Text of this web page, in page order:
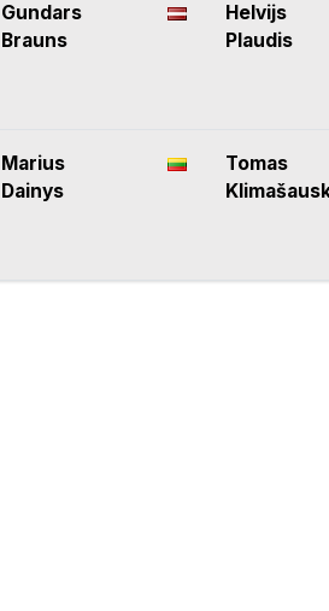
Gundars
Brauns
Helvijs
Plaudis
Marius
Dainys
Tomas